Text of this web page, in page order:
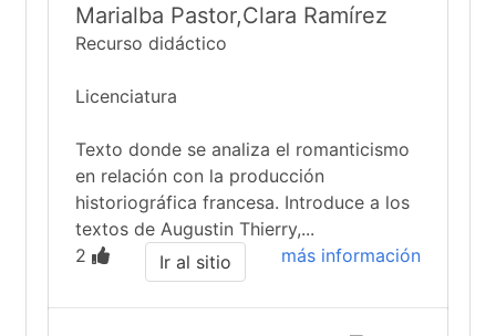
Marialba Pastor,Clara Ramírez
Recurso didáctico
Licenciatura
Texto donde se analiza el romanticismo
en relación con la producción
historiográfica francesa. Introduce a los
textos de Augustin Thierry,...
2
más información
Ir al sitio